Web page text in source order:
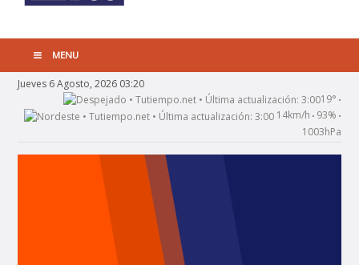
MENU
Jueves 6 Agosto, 2026 03:20
19° •
14km/h • 93% •
1003hPa